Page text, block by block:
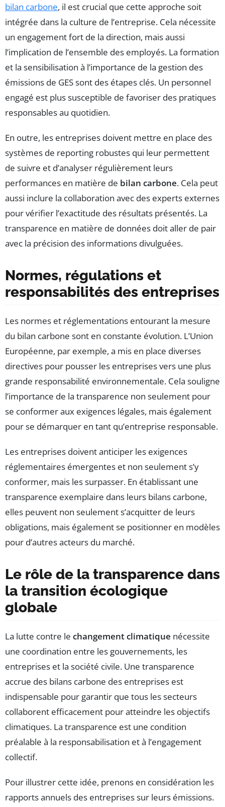
bilan carbone, il est crucial que cette approche soit
intégrée dans la culture de l’entreprise. Cela nécessite
un engagement fort de la direction, mais aussi
l’implication de l’ensemble des employés. La formation
et la sensibilisation à l’importance de la gestion des
émissions de GES sont des étapes clés. Un personnel
engagé est plus susceptible de favoriser des pratiques
responsables au quotidien.
En outre, les entreprises doivent mettre en place des
systèmes de reporting robustes qui leur permettent
de suivre et d’analyser régulièrement leurs
performances en matière de bilan carbone. Cela peut
aussi inclure la collaboration avec des experts externes
pour vérifier l’exactitude des résultats présentés. La
transparence en matière de données doit aller de pair
avec la précision des informations divulguées.
Normes, régulations et
responsabilités des entreprises
Les normes et réglementations entourant la mesure
du bilan carbone sont en constante évolution. L’Union
Européenne, par exemple, a mis en place diverses
directives pour pousser les entreprises vers une plus
grande responsabilité environnementale. Cela souligne
l’importance de la transparence non seulement pour
se conformer aux exigences légales, mais également
pour se démarquer en tant qu’entreprise responsable.
Les entreprises doivent anticiper les exigences
réglementaires émergentes et non seulement s’y
conformer, mais les surpasser. En établissant une
transparence exemplaire dans leurs bilans carbone,
elles peuvent non seulement s’acquitter de leurs
obligations, mais également se positionner en modèles
pour d’autres acteurs du marché.
Le rôle de la transparence dans
la transition écologique
globale
La lutte contre le changement climatique nécessite
une coordination entre les gouvernements, les
entreprises et la société civile. Une transparence
accrue des bilans carbone des entreprises est
indispensable pour garantir que tous les secteurs
collaborent efficacement pour atteindre les objectifs
climatiques. La transparence est une condition
préalable à la responsabilisation et à l’engagement
collectif.
Pour illustrer cette idée, prenons en considération les
rapports annuels des entreprises sur leurs émissions.